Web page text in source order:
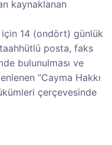
kaynaklanan
için 14 (ondört) günlük
posta, faks
bulunulması ve
“Cayma Hakkı
çerçevesinde